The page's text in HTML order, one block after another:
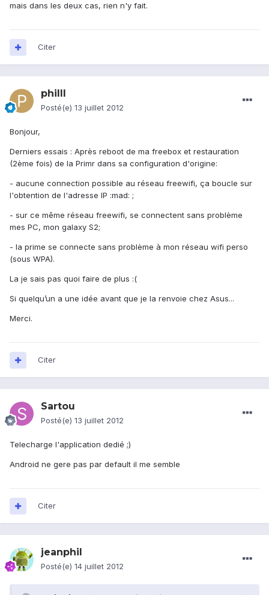
mais dans les deux cas, rien n'y fait.
Citer
philll
Posté(e) 13 juillet 2012
Bonjour,
Derniers essais : Après reboot de ma freebox et restauration
(2ème fois) de la Primr dans sa configuration d'origine:
- aucune connection possible au réseau freewifi, ça boucle sur
l'obtention de l'adresse IP :mad: ;
- sur ce même réseau freewifi, se connectent sans problème
mes PC, mon galaxy S2;
- la prime se connecte sans problème à mon réseau wifi perso
(sous WPA).
La je sais pas quoi faire de plus :(
Si quelqu’un a une idée avant que je la renvoie chez Asus...
Merci.
Citer
Sartou
Posté(e) 13 juillet 2012
Telecharge l'application dedié ;)
Android ne gere pas par default il me semble
Citer
jeanphil
Posté(e) 14 juillet 2012